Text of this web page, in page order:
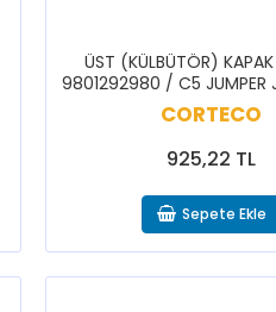
ÜST (KÜLBÜTÖR)
9801292980 / C5 JUMPER
508 BOXER EXPERT
CORTECO
925,22 TL
Sepete Ekle